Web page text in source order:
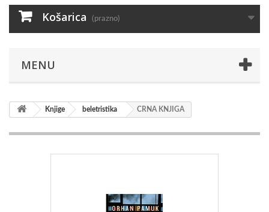
Košarica (prazno)
MENU
Knjige beletristika CRNA KNJIGA